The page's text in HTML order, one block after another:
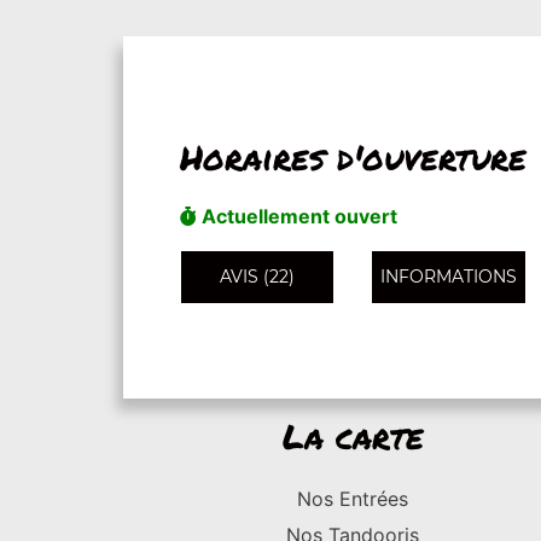
Horaires d'ouverture
Actuellement ouvert
AVIS (22) INFORMATIONS
La carte
Nos Entrées
Nos Tandooris